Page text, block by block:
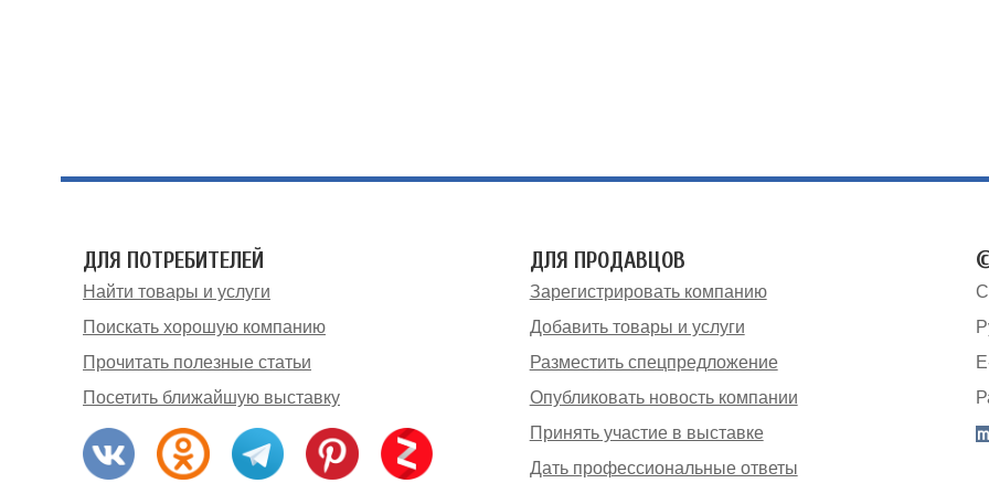
ДЛЯ ПОТРЕБИТЕЛЕЙ
Найти товары и услуги
Поискать хорошую компанию
Прочитать полезные статьи
Посетить ближайшую выставку
ДЛЯ ПРОДАВЦОВ
Зарегистрировать компанию
Добавить товары и услуги
Разместить спецпредложение
Опубликовать новость компании
Принять участие в выставке
Дать профессиональные ответы